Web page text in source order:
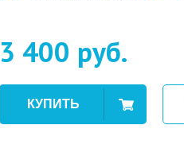
3 400 руб.